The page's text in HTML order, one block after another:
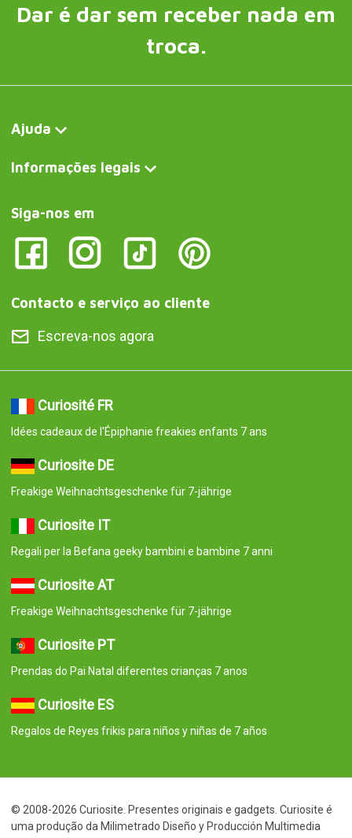
Dar é dar sem receber nada em
troca.
Ajuda
Informações legais
Siga-nos em
Contacto e serviço ao cliente
Escreva-nos agora
Curiosité FR
Idées cadeaux de l'Épiphanie freakies enfants 7 ans
Curiosite DE
Freakige Weihnachtsgeschenke für 7-jährige
Curiosite IT
Regali per la Befana geeky bambini e bambine 7 anni
Curiosite AT
Freakige Weihnachtsgeschenke für 7-jährige
Curiosite PT
Prendas do Pai Natal diferentes crianças 7 anos
Curiosite ES
Regalos de Reyes frikis para niños y niñas de 7 años
© 2008-2026 Curiosite. Presentes originais e gadgets. Curiosite é
uma produção da Milimetrado Diseño y Producción Multimedia